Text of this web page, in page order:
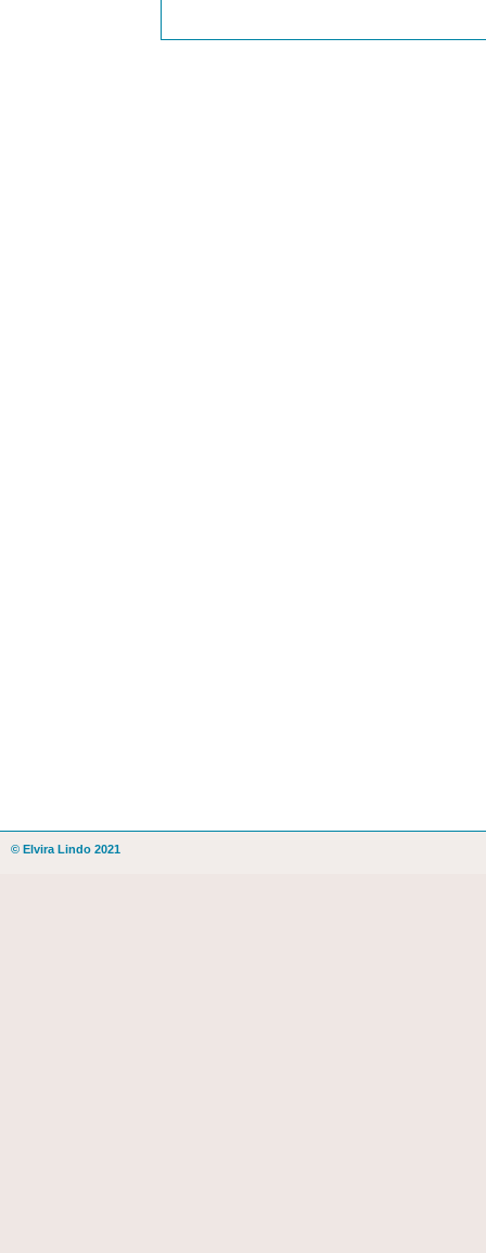
© Elvira Lindo 2021